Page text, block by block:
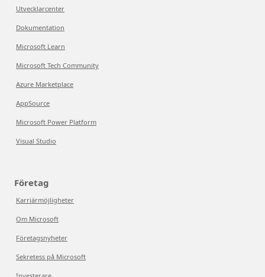
Utvecklarcenter
Dokumentation
Microsoft Learn
Microsoft Tech Community
Azure Marketplace
AppSource
Microsoft Power Platform
Visual Studio
Företag
Karriärmöjligheter
Om Microsoft
Företagsnyheter
Sekretess på Microsoft